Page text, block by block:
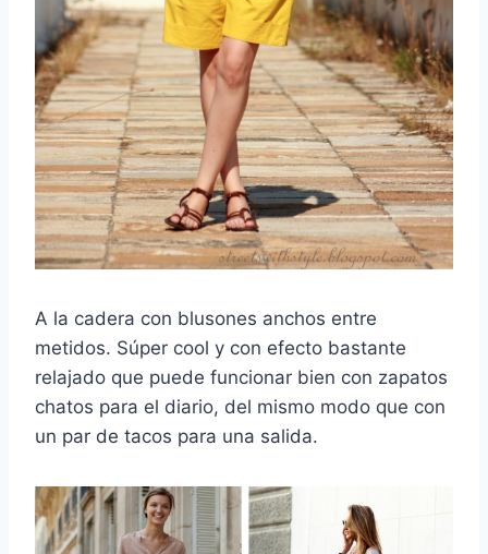
A la cadera con blusones anchos entre
metidos. Súper cool y con efecto bastante
relajado que puede funcionar bien con zapatos
chatos para el diario, del mismo modo que con
un par de tacos para una salida.